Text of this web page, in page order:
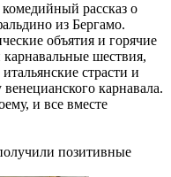
комедийный рассказ о
из Бергамо.
объятия и горячие
шествия,
страсти и
карнавала.
и все вместе
позитивные